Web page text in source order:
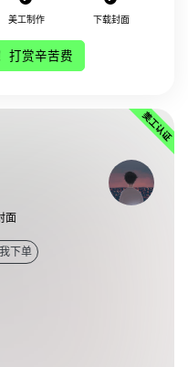
美工制作 下载封面
打赏辛苦费
面
下单